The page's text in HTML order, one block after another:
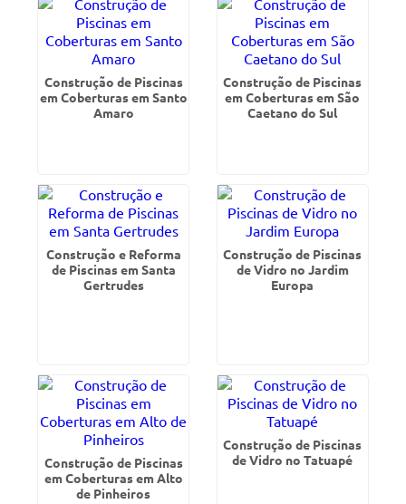
Construção de Piscinas
em Coberturas em Santo
Amaro
Construção de Piscinas
em Coberturas em São
Caetano do Sul
Construção e Reforma
de Piscinas em Santa
Gertrudes
Construção de Piscinas
de Vidro no Jardim
Europa
Construção de Piscinas
em Coberturas em Alto
de Pinheiros
Construção de Piscinas
de Vidro no Tatuapé